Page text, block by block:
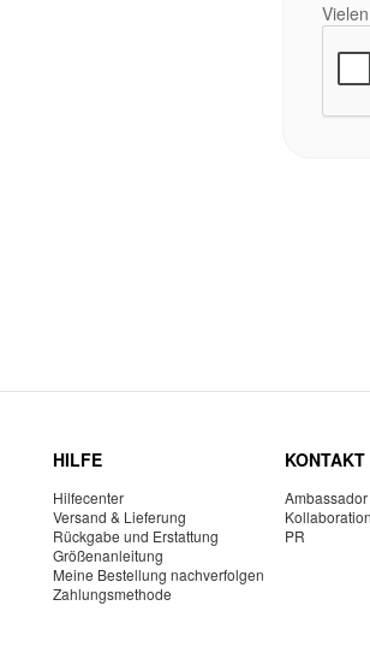
HILFE
Hilfecenter
Versand & Lieferung
Rückgabe und Erstattung
Größenanleitung
Meine Bestellung nachverfolgen
Zahlungsmethode
KONTAKT
Ambassador
Kollaboration
PR